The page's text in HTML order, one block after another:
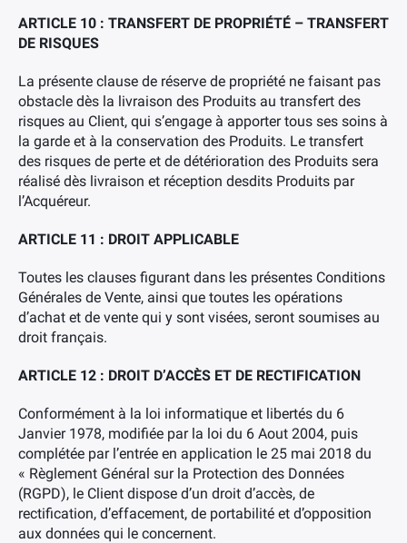
ARTICLE 10 : TRANSFERT DE PROPRIÉTÉ – TRANSFERT
DE RISQUES
La présente clause de réserve de propriété ne faisant pas
obstacle dès la livraison des Produits au transfert des
risques au Client, qui s’engage à apporter tous ses soins à
la garde et à la conservation des Produits. Le transfert
des risques de perte et de détérioration des Produits sera
réalisé dès livraison et réception desdits Produits par
l’Acquéreur.
ARTICLE 11 : DROIT APPLICABLE
Toutes les clauses figurant dans les présentes Conditions
Générales de Vente, ainsi que toutes les opérations
d’achat et de vente qui y sont visées, seront soumises au
droit français.
ARTICLE 12 : DROIT D’ACCÈS ET DE RECTIFICATION
Conformément à la loi informatique et libertés du 6
Janvier 1978, modifiée par la loi du 6 Aout 2004, puis
complétée par l’entrée en application le 25 mai 2018 du
« Règlement Général sur la Protection des Données
(RGPD), le Client dispose d’un droit d’accès, de
rectification, d’effacement, de portabilité et d’opposition
aux données qui le concernent.